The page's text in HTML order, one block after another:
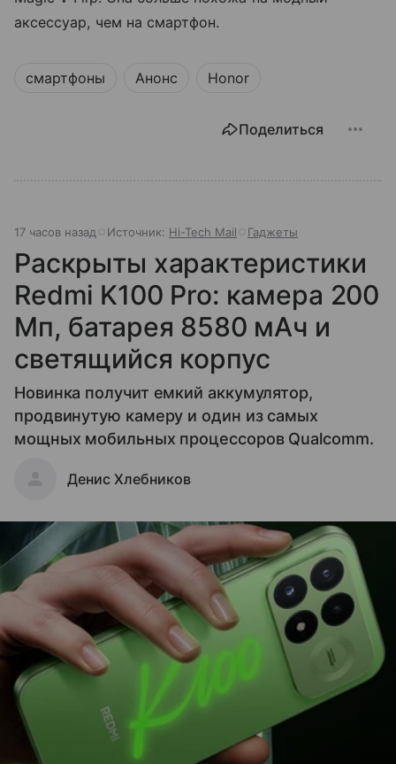
аксессуар, чем на смартфон.
смартфоны Анонс Honor
Поделиться
17 часов назад Источник: Hi-Tech Mail Гаджеты
Раскрыты характеристики
Redmi K100 Pro: камера 200
Мп, батарея 8580 мАч и
светящийся корпус
Новинка получит емкий аккумулятор,
продвинутую камеру и один из самых
мощных мобильных процессоров Qualcomm.
Денис Хлебников